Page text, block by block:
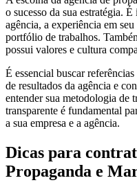
o sucesso da sua estratégia.
agência, a experiência em
portfólio de trabalhos.
possui valores e cultura
É essencial buscar
de resultados da agência e
entender sua metodologia de
transparente é fundamental
a sua empresa e a agência.
Dicas para
Propaganda e